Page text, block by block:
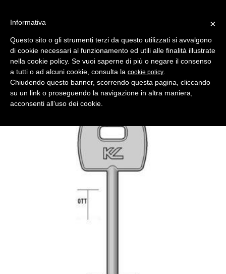
Indietro
chiave doppia mappa 2iise7 ottone lucido
Comparativo Silca 5IE7 Produttore Key Line
×
Informativa
Questo sito o gli strumenti terzi da questo utilizzati si avvalgono
di cookie necessari al funzionamento ed utili alle finalità illustrate
nella cookie policy. Se vuoi saperne di più o negare il consenso
a tutti o ad alcuni cookie, consulta la cookie policy
Chiudendo questo banner, scorrendo questa pagina, cliccando
su un link o proseguendo la navigazione in altra maniera,
acconsenti all’uso dei cookie.